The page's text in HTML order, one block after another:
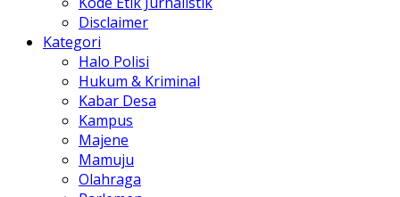
Disclaimer
Kategori
Halo Polisi
Hukum & Kriminal
Kabar Desa
Kampus
Majene
Mamuju
Olahraga